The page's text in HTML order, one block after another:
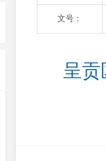
文号：
呈